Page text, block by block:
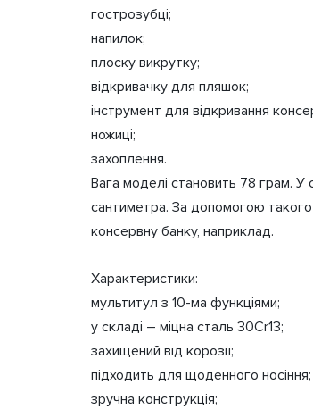
гострозубці;
напилок;
плоску викрутку;
відкривачку для пляшок;
інструмент для відкривання
ножиці;
захоплення.
Вага моделі становить 78 грам. У
сантиметра. За допомогою такого
консервну банку, наприклад.
Характеристики:
мультитул з 10-ма функціями;
у складі – міцна сталь 30Cr13;
захищений від корозії;
підходить для щоденного носіння;
зручна конструкція;